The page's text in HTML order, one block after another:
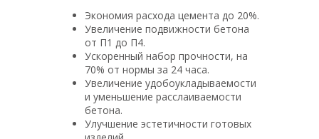
Экономия расхода цемента до 20%.
Увеличение подвижности бетона
от П1 до П4.
Ускоренный набор прочности, на
70% от нормы за 24 часа.
Увеличение удобоукладываемости
и уменьшение расслаиваемости
бетона.
Улучшение эстетичности готовых